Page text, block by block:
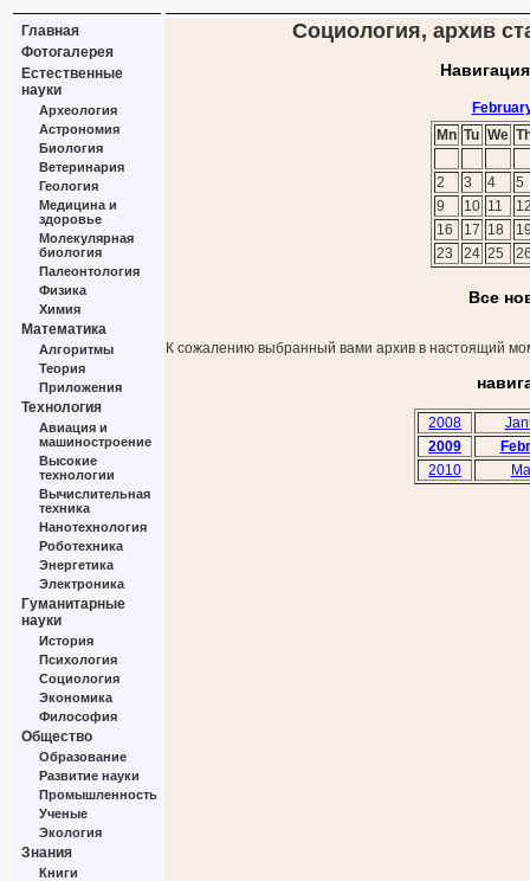
Главная
Фотогалерея
Естественные
науки
Археология
Астрономия
Биология
Ветеринария
Геология
Медицина и
здоровье
Молекулярная
биология
Палеонтология
Физика
Химия
Математика
Алгоритмы
Теория
Приложения
Технология
Авиация и
машиностроение
Высокие
технологии
Вычислительная
техника
Нанотехнология
Роботехника
Энергетика
Электроника
Гуманитарные
науки
История
Психология
Социология
Экономика
Философия
Общество
Образование
Развитие науки
Промышленность
Ученые
Экология
Знания
Книги
Социология, архив
Mn Tu We
2 3 4
5
9
10 11
16
17 18
23
24 25
Все
К сожалению выбранный вами архив в настоящий
2008
2009
2010